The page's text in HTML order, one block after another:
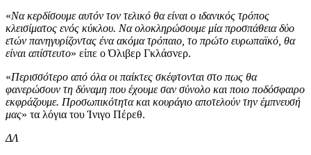
«Να κερδίσουμε αυτόν τον τελικό θα είναι ο ιδανικός τρόπος
κλεισίματος ενός κύκλου. Να ολοκληρώσουμε μία προσπάθεια δύο
ετών πανηγυρίζοντας ένα ακόμα τρόπαιο, το πρώτο ευρωπαϊκό, θα
είναι απίστευτο» είπε ο Όλιβερ Γκλάσνερ.
«Περισσότερο από όλα οι παίκτες σκέφτονται στο πως θα
φανερώσουν τη δύναμη που έχουμε σαν σύνολο και ποιο ποδόσφαιρο
εκφράζουμε. Προσωπικότητα και κουράγιο αποτελούν την έμπνευσή
μας» τα λόγια του Ίνιγο Πέρεθ.
ΔΛ